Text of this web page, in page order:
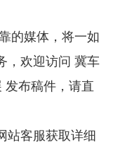
的媒体，将一如
，欢迎访问 冀车
发布稿件，请直
站客服获取详细